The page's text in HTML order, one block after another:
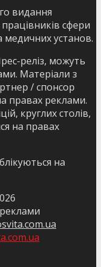
видання
сфери
медичних установ.
реліз, можуть
Матеріали з
/ спонсор
правах реклами.
круглих столів,
на правах
на